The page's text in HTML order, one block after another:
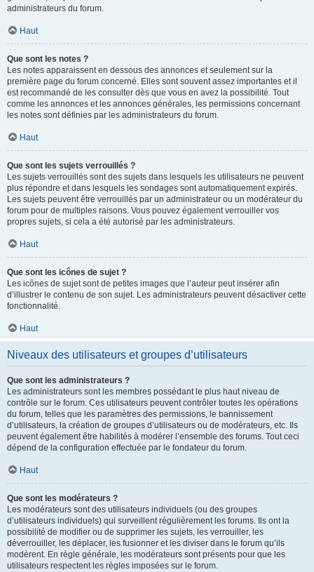
administrateurs du forum.
Haut
Que sont les notes ?
Les notes apparaissent en dessous des annonces et seulement sur la
première page du forum concerné. Elles sont souvent assez importantes et il
est recommandé de les consulter dès que vous en avez la possibilité. Tout
comme les annonces et les annonces générales, les permissions concernant
les notes sont définies par les administrateurs du forum.
Haut
Que sont les sujets verrouillés ?
Les sujets verrouillés sont des sujets dans lesquels les utilisateurs ne peuvent
plus répondre et dans lesquels les sondages sont automatiquement expirés.
Les sujets peuvent être verrouillés par un administrateur ou un modérateur du
forum pour de multiples raisons. Vous pouvez également verrouiller vos
propres sujets, si cela a été autorisé par les administrateurs.
Haut
Que sont les icônes de sujet ?
Les icônes de sujet sont de petites images que l’auteur peut insérer afin
d’illustrer le contenu de son sujet. Les administrateurs peuvent désactiver cette
fonctionnalité.
Haut
Niveaux des utilisateurs et groupes d’utilisateurs
Que sont les administrateurs ?
Les administrateurs sont les membres possédant le plus haut niveau de
contrôle sur le forum. Ces utilisateurs peuvent contrôler toutes les opérations
du forum, telles que les paramètres des permissions, le bannissement
d’utilisateurs, la création de groupes d’utilisateurs ou de modérateurs, etc. Ils
peuvent également être habilités à modérer l’ensemble des forums. Tout ceci
dépend de la configuration effectuée par le fondateur du forum.
Haut
Que sont les modérateurs ?
Les modérateurs sont des utilisateurs individuels (ou des groupes
d’utilisateurs individuels) qui surveillent régulièrement les forums. Ils ont la
possibilité de modifier ou de supprimer les sujets, les verrouiller, les
déverrouiller, les déplacer, les fusionner et les diviser dans le forum qu’ils
modèrent. En règle générale, les modérateurs sont présents pour que les
utilisateurs respectent les règles imposées sur le forum.